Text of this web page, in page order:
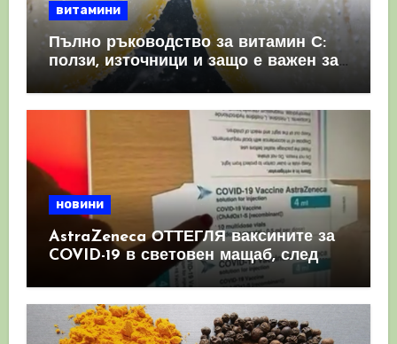
витамини
Пълно ръководство за витамин С:
ползи, източници и защо е важен за
имунната система
новини
AstraZeneca ОТТЕГЛЯ ваксините за
COVID-19 в световен мащаб, след
като призна, че те причиняват